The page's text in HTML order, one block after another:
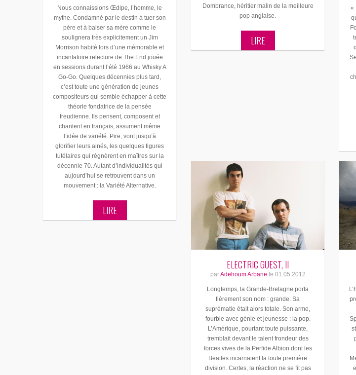
Nous connaissions Œdipe, l’homme, le
mythe. Condamné par le destin à tuer son
père et à baiser sa mère comme le
soulignera très explicitement un Jim
Morrison habité lors d’une mémorable et
incantatoire relecture de The End jouée
en sessions durant l’été 1966 au Whisky A
Go-Go. Quelques décennies plus tard,
c’est toute une génération de jeunes
compositeurs qui semble échapper à cette
théorie fondatrice de la pensée
freudienne. Ils pensent, composent et
chantent en français, assument même
l’idée de variété. Pire, vont jusqu’à
glorifier leurs ainés, les quelques figures
tutélaires qui régnèrent en maîtres sur la
décennie 70. Autant d’individualités qui
aujourd’hui se retrouvent dans un
mouvement : la Variété Alternative.
LIRE
Dombrance, héritier malin de la meilleure
pop anglaise.
LIRE
«
ELECTRIC GUEST, II
parAdehoum Arbane le 01.05.2012
Longtemps, la Grande-Bretagne porta
fièrement son nom : grande. Sa
suprématie était alors totale. Son arme,
fourbie avec génie et jeunesse : la pop.
L’Amérique, pourtant toute puissante,
tremblait devant le talent frondeur des
forces vives de la Perfide Albion dont les
Beatles incarnaient la toute première
division. Certes, la réaction ne se fit pas